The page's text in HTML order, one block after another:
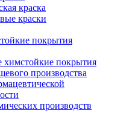
краска
краски
покрытия
химстойкие покрытия
производства
производств